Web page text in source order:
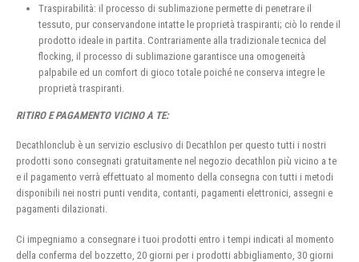
Traspirabilità: il processo di sublimazione permette di penetrare il
tessuto, pur conservandone intatte le proprietà traspiranti; ciò lo rende il
prodotto ideale in partita. Contrariamente alla tradizionale tecnica del
flocking, il processo di sublimazione garantisce una omogeneità
palpabile ed un comfort di gioco totale poiché ne conserva integre le
proprietà traspiranti.
RITIRO E PAGAMENTO VICINO A TE:
Decathlonclub è un servizio esclusivo di Decathlon per questo tutti i nostri
prodotti sono consegnati gratuitamente nel negozio decathlon più vicino a te
e il pagamento verrà effettuato al momento della consegna con tutti i metodi
disponibili nei nostri punti vendita, contanti, pagamenti elettronici, assegni e
pagamenti dilazionati.
Ci impegniamo a consegnare i tuoi prodotti entro i tempi indicati al momento
della conferma del bozzetto, 20 giorni per i prodotti abbigliamento, 30 giorni